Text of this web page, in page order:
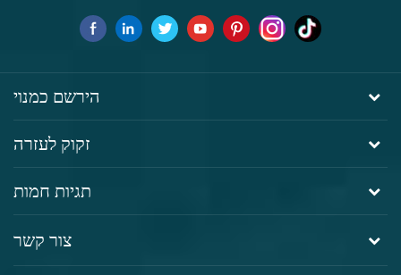
הירשם כמנוי
זקוק לעזרה
תגיות חמות
צור קשר